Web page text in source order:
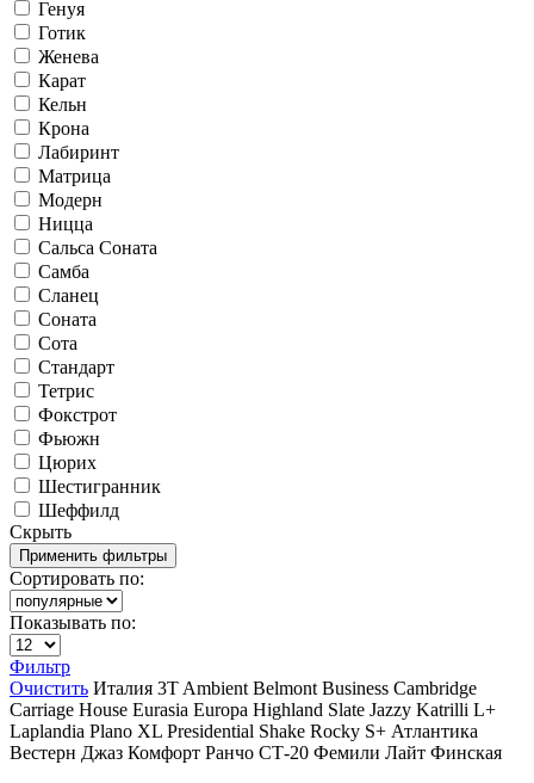
Генуя
Готик
Женева
Карат
Кельн
Крона
Лабиринт
Матрица
Модерн
Ницца
Сальса Соната
Самба
Сланец
Соната
Сота
Стандарт
Тетрис
Фокстрот
Фьюжн
Цюрих
Шестигранник
Шеффилд
Скрыть
Сортировать по:
Показывать по:
Фильтр
Очистить Италия 3T Ambient Belmont Business Cambridge
Carriage House Eurasia Europa Highland Slate Jazzy Katrilli L+
Laplandia Plano XL Presidential Shake Rocky S+ Атлантика
Вестерн Джаз Комфорт Ранчо СТ-20 Фемили Лайт Финская